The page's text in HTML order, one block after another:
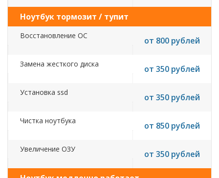
Ноутбук тормозит / тупит
Восстановление ОС от 800 рублей
Замена жесткого диска от 350 рублей
Установка ssd от 350 рублей
Чистка ноутбука от 850 рублей
Увеличение ОЗУ от 350 рублей